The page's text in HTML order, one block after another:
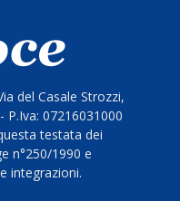
del Casale Strozzi,
P.Iva: 07216031000
testata dei
n°250/1990 e
integrazioni.